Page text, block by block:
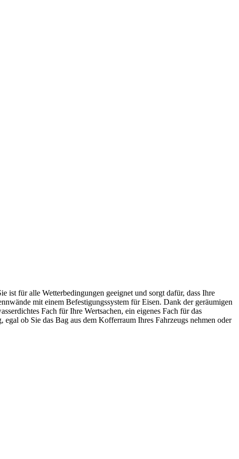
ist für alle Wetterbedingungen geeignet und sorgt dafür, dass Ihre
mit einem Befestigungssystem für Eisen. Dank der geräumigen
Fach für Ihre Wertsachen, ein eigenes Fach für das
ob Sie das Bag aus dem Kofferraum Ihres Fahrzeugs nehmen oder